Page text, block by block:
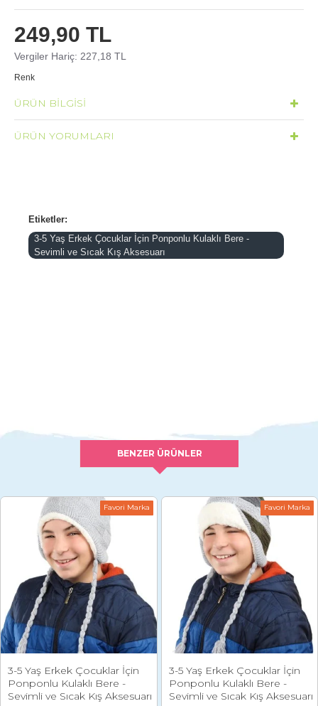
249,90 TL
Vergiler Hariç: 227,18 TL
Renk
ÜRÜN BILGISI
ÜRÜN YORUMLARI
Etiketler:
3-5 Yaş Erkek Çocuklar İçin Ponponlu Kulaklı Bere -
Sevimli ve Sıcak Kış Aksesuarı
BENZER ÜRÜNLER
Favori Marka
3-5 Yaş Erkek Çocuklar İçin
Ponponlu Kulaklı Bere -
Sevimli ve Sıcak Kış Aksesuarı
Favori Marka
3-5 Yaş Erkek Çocuklar İçin
Ponponlu Kulaklı Bere -
Sevimli ve Sıcak Kış Aksesuarı